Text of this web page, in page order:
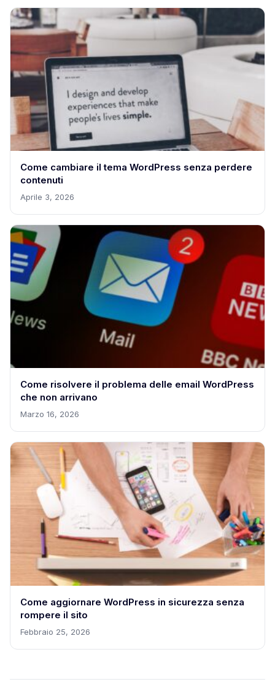
Come cambiare il tema WordPress senza perdere
contenuti
Aprile 3, 2026
Come risolvere il problema delle email WordPress
che non arrivano
Marzo 16, 2026
Come aggiornare WordPress in sicurezza senza
rompere il sito
Febbraio 25, 2026